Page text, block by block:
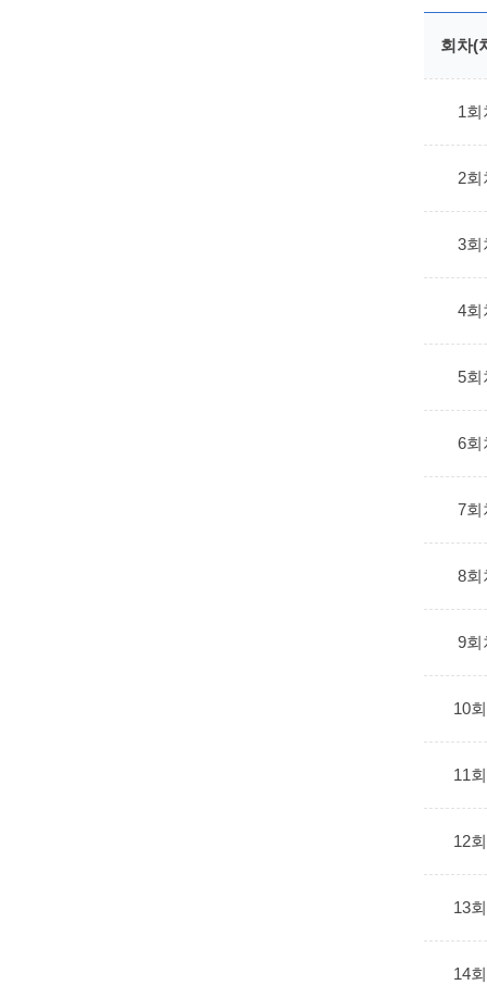
회차(
1회
2회
3회
4회
5회
6회
7회
8회
9회
10
11
12
13
14